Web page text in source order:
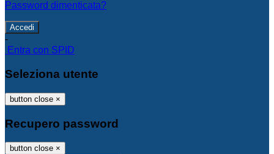
Password dimenticata?
-
Entra con SPID
Seleziona utente
button close ×
Recupero password
button close ×